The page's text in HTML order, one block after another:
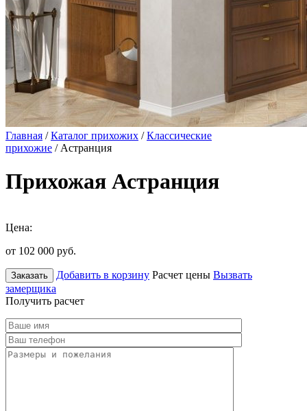
Главная /Каталог прихожих /Классические
прихожие / Астранция
Прихожая Астранция
Цена:
от 102 000 руб.
Заказать Добавить в корзину Расчет цены Вызвать
замерщика
Получить расчет